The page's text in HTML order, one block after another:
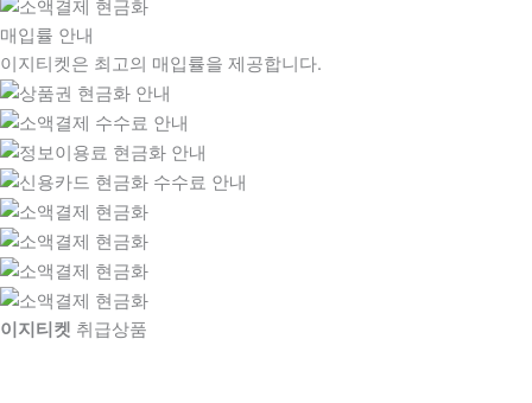
매입률 안내
이지티켓은 최고의 매입률을 제공합니다.
이지티켓 취급상품